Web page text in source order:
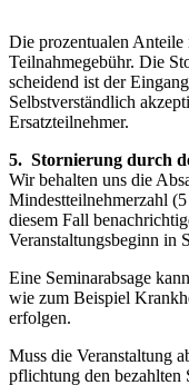
Die prozentualen Anteile
Teilnahmegebühr. Die
scheidend ist der
Selbstverständ­lich
Ersatzteilnehmer.
5. Stornierung durch
Wir behalten uns die
Mindestteilnehmerzahl
diesem Fall
Veranstaltungsbeginn in
Eine Seminarabsage
wie zum Beispiel
erfolgen.
Muss die Veranstaltung
pflichtung den bezahlten